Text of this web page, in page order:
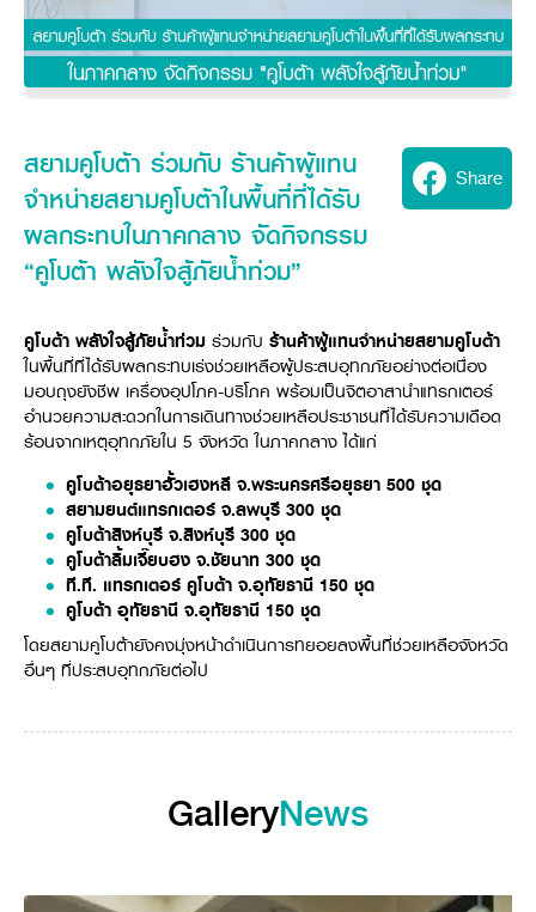
Other products
Construction
Mini-excavator
Wheel Loader
Agricultural Innovation
Drone
Seeding Center
Offers
Investment
Join the Network
Contact
Company History
Vision & Mission
4 Core Pillars of Business
International
Background
Export Products
International Subsidiaries Offices
International Service Centers
Career
Job Positions
Employee Welfare
New Update
New Update
Corporate News
News & Social Activity
TVC
Social Activities
Community and Social Development
Education and Youth
Environment, Safety and Occupational Health
KUBOTA and Farmerco-operation
Large Scale Farm
Learning Centre
Online Journal
Customer Service
Leasing
KUBOTA Store
KUBOTA (Agri) Solutions
KUBOTA FARM
KUBOTA FAMILY
language
ไทย English
สยามคูโบต้า ร่วมกับ ร้านค้าผู้แทน
จำหน่ายสยามคูโบต้าในพื้นที่ที่ได้รับ
ผลกระทบในภาคกลาง จัดกิจกรรม
“คูโบต้า พลังใจสู้ภัยน้ำท่วม”
Share
คูโบต้า พลังใจสู้ภัยน้ำท่วม ร่วมกับ ร้านค้าผู้แทนจำหน่ายสยามคูโบต้า
ในพื้นที่ที่ได้รับผลกระทบเร่งช่วยเหลือผู้ประสบอุทกภัยอย่างต่อเนื่อง
มอบถุงยังชีพ เครื่องอุปโภค-บริโภค พร้อมเป็นจิตอาสานำแทรกเตอร์
อำนวยความสะดวกในการเดินทางช่วยเหลือประชาชนที่ได้รับความเดือด
ร้อนจากเหตุอุทกภัยใน 5 จังหวัด ในภาคกลาง ได้แก่
คูโบต้าอยุธยาฮั้วเฮงหลี จ.พระนครศรีอยุธยา 500 ชุด
สยามยนต์แทรกเตอร์ จ.ลพบุรี 300 ชุด
คูโบต้าสิงห์บุรี จ.สิงห์บุรี 300 ชุด
คูโบต้าลิ้มเจี๊ยบฮง จ.ชัยนาท 300 ชุด
ที.ที. แทรกเตอร์ คูโบต้า จ.อุทัยธานี 150 ชุด
คูโบต้า อุทัยธานี จ.อุทัยธานี 150 ชุด
โดยสยามคูโบต้ายังคงมุ่งหน้าดำเนินการทยอยลงพื้นที่ช่วยเหลือจังหวัด
อื่นๆ ที่ประสบอุทกภัยต่อไป
GalleryNews